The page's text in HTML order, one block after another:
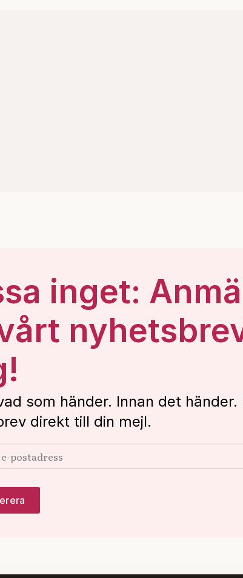
inget:
som händer. Innan det händer.
direkt till din mejl.